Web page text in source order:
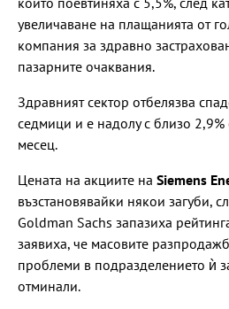
увеличаване на плащанията от
компания за здравно
пазарните очаквания.
Здравният сектор отбелязва
седмици и е надолу с близо 2,9%
месец.
Цената на акциите на Siemens
възстановявайки някои загуби,
Goldman Sachs запазиха
заявиха, че масовите
проблеми в подразделението ѝ
отминали.